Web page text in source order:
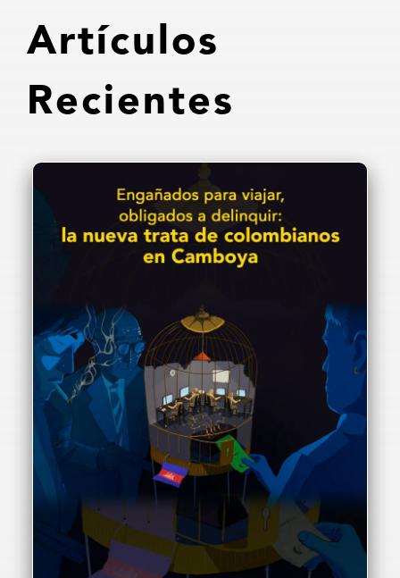
Artículos
Recientes